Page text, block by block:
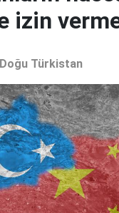
izin
Doğu Türkistan